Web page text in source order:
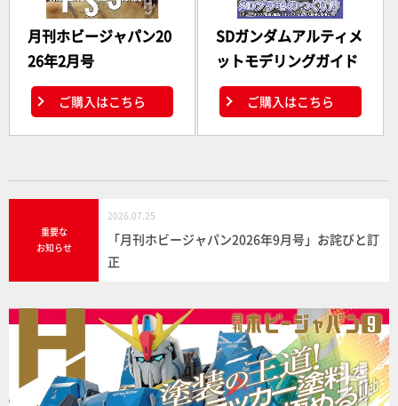
月刊ホビージャパン20
26年2月号
ご購入はこちら
SDガンダムアルティメ
ットモデリングガイド
ご購入はこちら
重要な
お知らせ
2026.07.25
「月刊ホビージャパン2026年9月号」お詫びと訂
正